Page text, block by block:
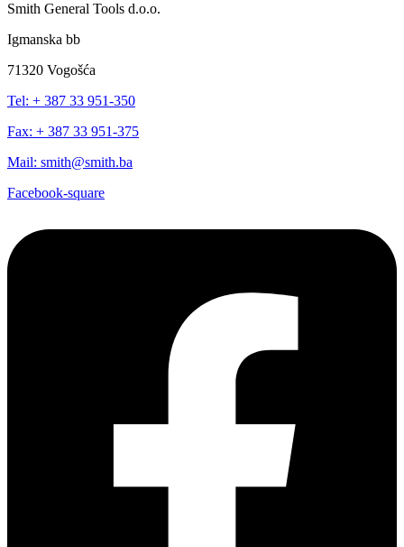
Smith General Tools d.o.o.
Igmanska bb
71320 Vogošća
Tel: + 387 33 951-350
Fax: + 387 33 951-375
Mail: smith@smith.ba
Facebook-square